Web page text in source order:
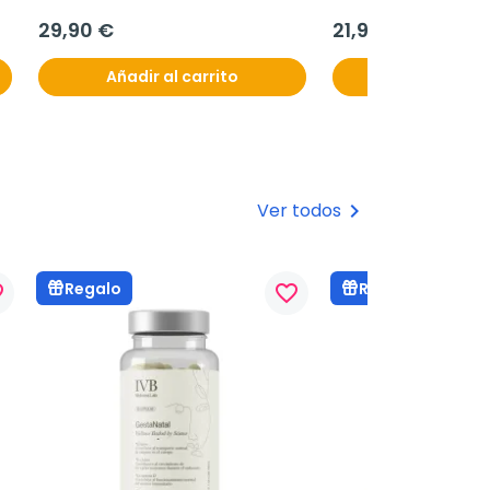
29,90 €
Añadir al carrito
21,90 €
Ver todos keyboard_arrow_right
Regalo favorite_border Regalo